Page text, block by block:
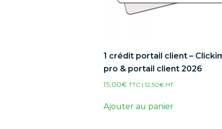
1 crédit portail client –
pro & portail client 2026
15,00€ TTC | 12,50€ HT
Ajouter au panier